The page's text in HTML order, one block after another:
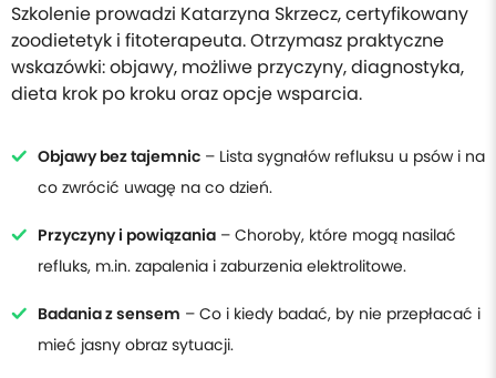
Szkolenie prowadzi Katarzyna Skrzecz, certyfikowany
zoodietetyk i fitoterapeuta. Otrzymasz praktyczne
wskazówki: objawy, możliwe przyczyny, diagnostyka,
dieta krok po kroku oraz opcje wsparcia.
Objawy bez tajemnic – Lista sygnałów refluksu u psów i na
co zwrócić uwagę na co dzień.
Przyczyny i powiązania – Choroby, które mogą nasilać
refluks, m.in. zapalenia i zaburzenia elektrolitowe.
Badania z sensem – Co i kiedy badać, by nie przepłacać i
mieć jasny obraz sytuacji.